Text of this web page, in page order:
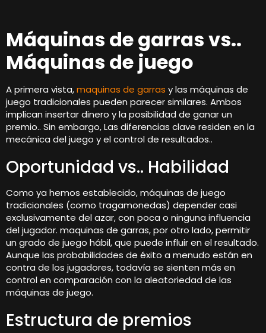
Máquinas de garras vs..
Máquinas de juego
A primera vista,maquinas de garras y las máquinas de
juego tradicionales pueden parecer similares. Ambos
implican insertar dinero y la posibilidad de ganar un
premio.. Sin embargo, Las diferencias clave residen en la
mecánica del juego y el control de resultados..
Oportunidad vs.. Habilidad
Como ya hemos establecido, máquinas de juego
tradicionales (como tragamonedas) depender casi
exclusivamente del azar, con poca o ninguna influencia
del jugador. maquinas de garras, por otro lado, permitir
un grado de juego hábil, que puede influir en el resultado.
Aunque las probabilidades de éxito a menudo están en
contra de los jugadores, todavía se sienten más en
control en comparación con la aleatoriedad de las
máquinas de juego.
Estructura de premios